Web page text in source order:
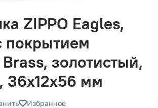
ZIPPO Eagles,
покрытием
золотистый,
36х12x56 мм
Избранное